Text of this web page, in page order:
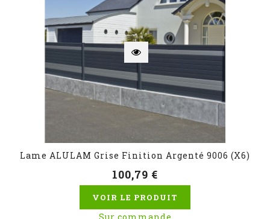
Lame ALULAM Grise Finition Argenté 9006 (x6)
100,79 €
VOIR LE PRODUIT